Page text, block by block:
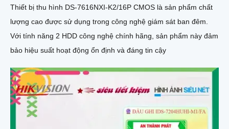
Thiết bị thu hình DS-7616NXI-K2/16P CMOS là sản phẩm chất
lượng cao được sử dụng trong công nghệ giám sát ban đêm.
Với tính năng 2 HDD công nghệ chính hãng, sản phẩm này đảm
bảo hiệu suất hoạt động ổn định và đáng tin cậy